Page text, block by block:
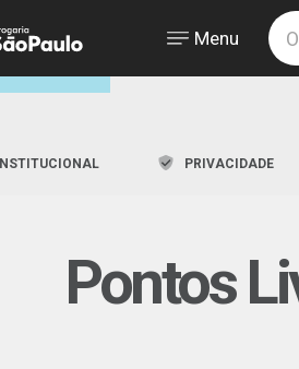
Menu
INSTITUCIONAL PRIVACIDADE
Pontos